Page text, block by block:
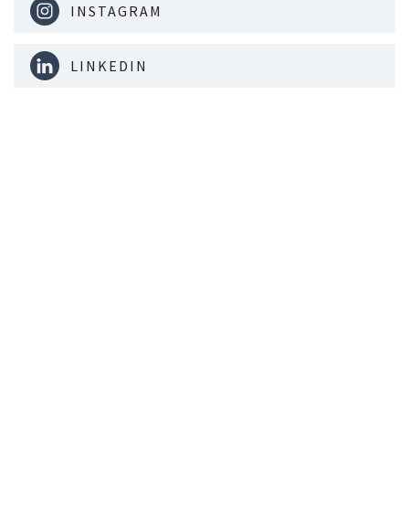
INSTAGRAM
LINKEDIN